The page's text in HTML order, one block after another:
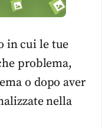
in cui le tue
problema,
o dopo aver
nella